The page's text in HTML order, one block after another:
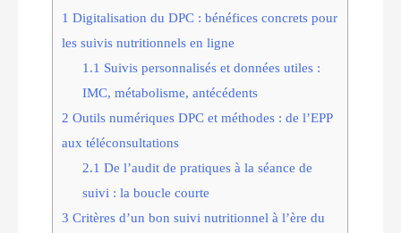
1 Digitalisation du DPC : bénéfices concrets pour
les suivis nutritionnels en ligne
1.1 Suivis personnalisés et données utiles :
IMC, métabolisme, antécédents
2 Outils numériques DPC et méthodes : de l’EPP
aux téléconsultations
2.1 De l’audit de pratiques à la séance de
suivi : la boucle courte
3 Critères d’un bon suivi nutritionnel à l’ère du